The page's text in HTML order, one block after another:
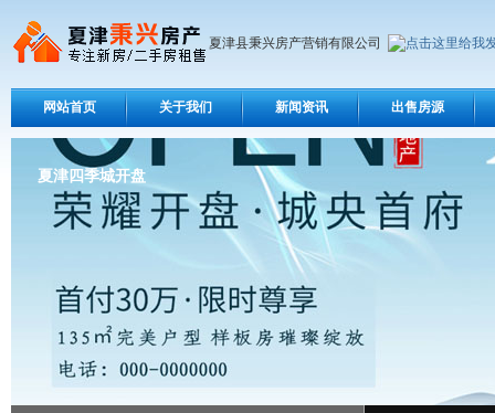
夏津县秉兴房产营销有限公司
网站首页 关于我们 新闻资讯 出售房源
夏津四季城开盘